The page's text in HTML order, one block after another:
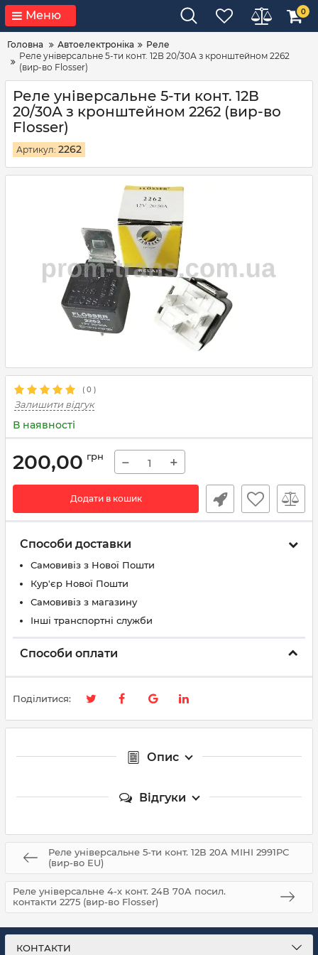
Меню 0
Головна Автоелектроніка
Реле
Реле універсальне 5-ти конт. 12В 20/30А з кронштейном 2262
(вир-во Flosser)
Реле універсальне 5-ти конт. 12В
20/30А з кронштейном 2262 (вир-во
Flosser)
Артикул: 2262
( 0 )
Залишити відгук
В наявності
200,00 грн − +
Додати в кошик
Способи доставки
Самовивіз з Нової Пошти
Кур'єр Нової Пошти
Самовивіз з магазину
Інші транспортні служби
Способи оплати
Поділитися:
Опис
Відгуки
Реле універсальне 5-ти конт. 12В 20А МІНІ 2991РС
(вир-во EU)
Реле універсальне 4-х конт. 24В 70A посил.
контакти 2275 (вир-во Flosser)
КОНТАКТИ